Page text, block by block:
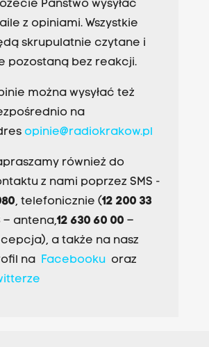
Państwo wysyłać
z opiniami. Wszystkie
skrupulatnie czytane i
pozostaną bez reakcji.
można wysyłać też
na
opinie@radiokrakow.pl
również do
z nami poprzez SMS -
, telefonicznie (12 200 33
– antena,12 630 60 00 –
a także na nasz
na Facebookuoraz